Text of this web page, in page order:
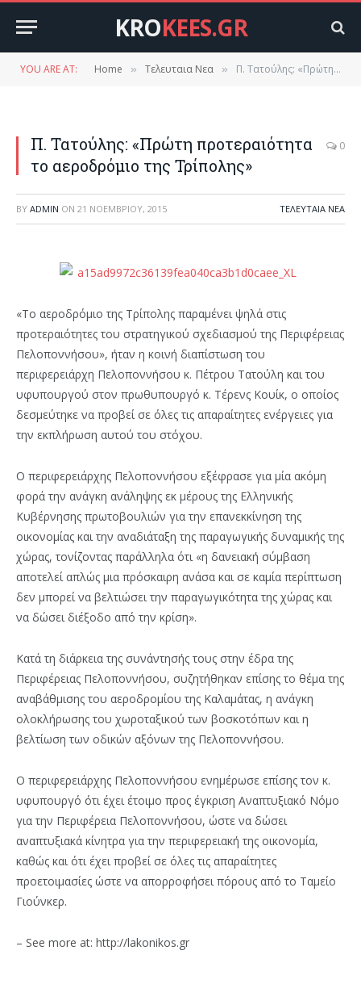
KROKEES.GR
YOU ARE AT: Home » Τελευταια Νεα » Π. Τατούλης: «Πρώτη προτεραιότητα το αεροδρόμιο της Τρίπολης»
Π. Τατούλης: «Πρώτη προτεραιότητα
το αεροδρόμιο της Τρίπολης»
0
BY ADMIN ON 21 ΝΟΕΜΒΡΊΟΥ, 2015 ΤΕΛΕΥΤΑΙΑ ΝΕΑ
«Το αεροδρόμιο της Τρίπολης παραμένει ψηλά στις
προτεραιότητες του στρατηγικού σχεδιασμού της Περιφέρειας
Πελοποννήσου», ήταν η κοινή διαπίστωση του
περιφερειάρχη Πελοποννήσου κ. Πέτρου Τατούλη και του
υφυπουργού στον πρωθυπουργό κ. Τέρενς Κουίκ, ο οποίος
δεσμεύτηκε να προβεί σε όλες τις απαραίτητες ενέργειες για
την εκπλήρωση αυτού του στόχου.
Ο περιφερειάρχης Πελοποννήσου εξέφρασε για μία ακόμη
φορά την ανάγκη ανάληψης εκ μέρους της Ελληνικής
Κυβέρνησης πρωτοβουλιών για την επανεκκίνηση της
οικονομίας και την αναδιάταξη της παραγωγικής δυναμικής της
χώρας, τονίζοντας παράλληλα ότι «η δανειακή σύμβαση
αποτελεί απλώς μια πρόσκαιρη ανάσα και σε καμία περίπτωση
δεν μπορεί να βελτιώσει την παραγωγικότητα της χώρας και
να δώσει διέξοδο από την κρίση».
Κατά τη διάρκεια της συνάντησής τους στην έδρα της
Περιφέρειας Πελοποννήσου, συζητήθηκαν επίσης το θέμα της
αναβάθμισης του αεροδρομίου της Καλαμάτας, η ανάγκη
ολοκλήρωσης του χωροταξικού των βοσκοτόπων και η
βελτίωση των οδικών αξόνων της Πελοποννήσου.
Ο περιφερειάρχης Πελοποννήσου ενημέρωσε επίσης τον κ.
υφυπουργό ότι έχει έτοιμο προς έγκριση Αναπτυξιακό Νόμο
για την Περιφέρεια Πελοποννήσου, ώστε να δώσει
αναπτυξιακά κίνητρα για την περιφερειακή της οικονομία,
καθώς και ότι έχει προβεί σε όλες τις απαραίτητες
προετοιμασίες ώστε να απορροφήσει πόρους από το Ταμείο
Γιούνκερ.
– See more at: http://lakonikos.gr